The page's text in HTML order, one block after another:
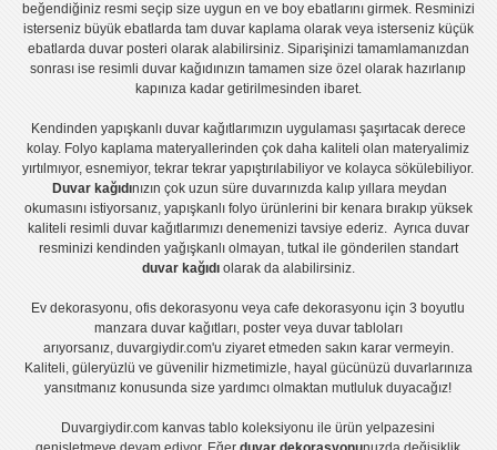
beğendiğiniz resmi seçip size uygun en ve boy ebatlarını girmek. Resminizi
isterseniz büyük ebatlarda tam duvar kaplamaolarak veya isterseniz küçük
ebatlarda duvar posteri olarak alabilirsiniz. Siparişinizi tamamlamanızdan
sonrası iseresimli duvar kağıdınızın tamamen size özel olarak hazırlanıp
kapınıza kadar getirilmesinden ibaret.
Kendinden yapışkanlı duvar kağıtlarımızın uygulamasışaşırtacak derece
kolay. Folyo kaplama materyallerinden çok daha kaliteli olanmateryalimiz
yırtılmıyor, esnemiyor, tekrar tekrar yapıştırılabiliyor ve kolayca sökülebiliyor.
Duvar kağıdınızın çok uzun süre duvarınızda kalıp yıllara meydan
okumasını istiyorsanız, yapışkanlı folyoürünlerini bir kenara bırakıp yüksek
kaliteli resimli duvar kağıtlarımızı denemenizi tavsiye ederiz. Ayrıca duvar
resminizi kendinden yağışkanlı olmayan, tutkal ile gönderilen standart
duvar kağıdıolarak da alabilirsiniz.
Ev dekorasyonu,ofis dekorasyonu veyacafe dekorasyonu için3 boyutlu
manzara duvar kağıtları, posterveya duvar tabloları
arıyorsanız, duvargiydir.com'u ziyaret etmeden sakın karar vermeyin.
Kaliteli, güleryüzlü ve güvenilir hizmetimizle, hayal gücünüzü duvarlarınıza
yansıtmanız konusunda size yardımcı olmaktan mutluluk duyacağız!
Duvargiydir.com kanvas tablo koleksiyonu ile ürün yelpazesini